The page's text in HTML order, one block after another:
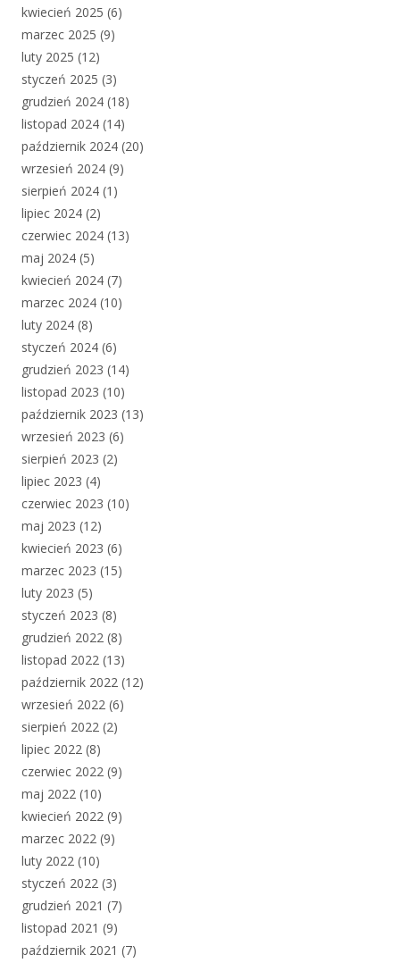
kwiecień 2025 (6)
marzec 2025 (9)
luty 2025 (12)
styczeń 2025 (3)
grudzień 2024 (18)
listopad 2024 (14)
październik 2024 (20)
wrzesień 2024 (9)
sierpień 2024 (1)
lipiec 2024 (2)
czerwiec 2024 (13)
maj 2024 (5)
kwiecień 2024 (7)
marzec 2024 (10)
luty 2024 (8)
styczeń 2024 (6)
grudzień 2023 (14)
listopad 2023 (10)
październik 2023 (13)
wrzesień 2023 (6)
sierpień 2023 (2)
lipiec 2023 (4)
czerwiec 2023 (10)
maj 2023 (12)
kwiecień 2023 (6)
marzec 2023 (15)
luty 2023 (5)
styczeń 2023 (8)
grudzień 2022 (8)
listopad 2022 (13)
październik 2022 (12)
wrzesień 2022 (6)
sierpień 2022 (2)
lipiec 2022 (8)
czerwiec 2022 (9)
maj 2022 (10)
kwiecień 2022 (9)
marzec 2022 (9)
luty 2022 (10)
styczeń 2022 (3)
grudzień 2021 (7)
listopad 2021 (9)
październik 2021 (7)